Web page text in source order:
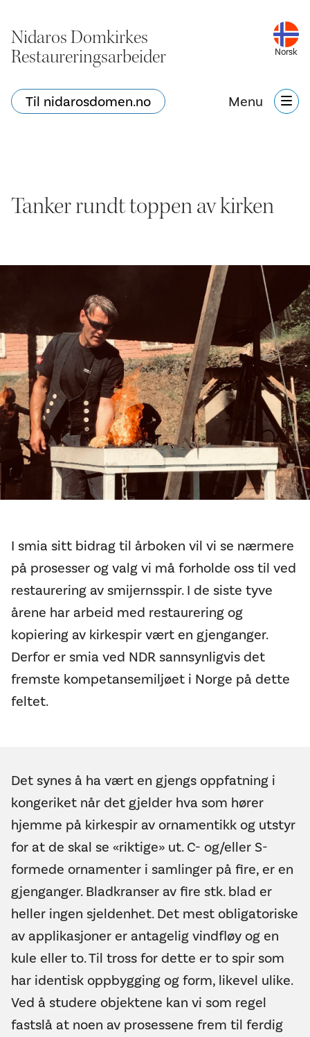
Nidaros Domkirkes
Restaureringsarbeider
Norsk
Til nidarosdomen.no Menu
Tanker rundt toppen av kirken
I smia sitt bidrag til årboken vil vi se nærmere
på prosesser og valg vi må forholde oss til ved
restaurering av smijernsspir. I de siste tyve
årene har arbeid med restaurering og
kopiering av kirkespir vært en gjenganger.
Derfor er smia ved NDR sannsynligvis det
fremste kompetansemiljøet i Norge på dette
feltet.
Det synes å ha vært en gjengs oppfatning i
kongeriket når det gjelder hva som hører
hjemme på kirkespir av ornamentikk og utstyr
for at de skal se «riktige» ut. C- og/eller S-
formede ornamenter i samlinger på fire, er en
gjenganger. Bladkranser av fire stk. blad er
heller ingen sjeldenhet. Det mest obligatoriske
av applikasjoner er antagelig vindfløy og en
kule eller to. Til tross for dette er to spir som
har identisk oppbygging og form, likevel ulike.
Ved å studere objektene kan vi som regel
fastslå at noen av prosessene frem til ferdig